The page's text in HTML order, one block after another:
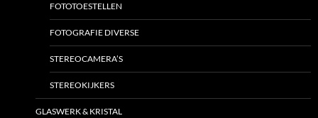
FOTOTOESTELLEN
FOTOGRAFIE DIVERSE
STEREOCAMERA’S
STEREOKIJKERS
GLASWERK & KRISTAL